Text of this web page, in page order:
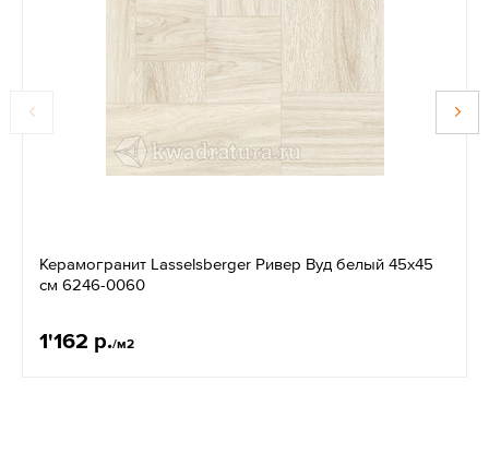
Керамогранит Lasselsberger Ривер Вуд белый 45х45
см 6246-0060
1'162 р./м2